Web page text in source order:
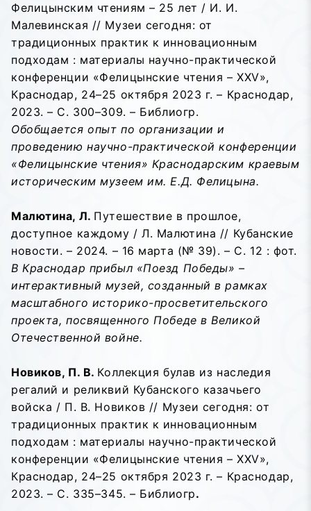
Фелицынским чтениям – 25 лет / И. И.
Малевинская // Музеи сегодня: от
традиционных практик к инновационным
подходам : материалы научно-практической
конференции «Фелицынские чтения – XXV»,
Краснодар, 24–25 октября 2023 г. – Краснодар,
2023. – С. 300–309. – Библиогр.
Обобщается опыт по организации и
проведению научно-практической конференции
«Фелицынские чтения» Краснодарским краевым
историческим музеем им. Е.Д. Фелицына.
Малютина, Л. Путешествие в прошлое,
доступное каждому / Л. Малютина // Кубанские
новости. – 2024. – 16 марта (№ 39). – С. 12 : фот.
В Краснодар прибыл «Поезд Победы» –
интерактивный музей, созданный в рамках
масштабного историко-просветительского
проекта, посвященного Победе в Великой
Отечественной войне.
Новиков, П. В. Коллекция булав из наследия
регалий и реликвий Кубанского казачьего
войска / П. В. Новиков // Музеи сегодня: от
традиционных практик к инновационным
подходам : материалы научно-практической
конференции «Фелицынские чтения – XXV»,
Краснодар, 24–25 октября 2023 г. – Краснодар,
2023. – С. 335–345. – Библиогр.